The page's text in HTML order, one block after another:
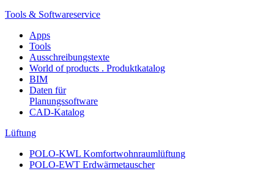
Tools & Softwareservice
Apps
Tools
Ausschreibungstexte
World of products . Produktkatalog
BIM
Daten für
Planungssoftware
CAD-Katalog
Lüftung
POLO-KWL Komfortwohnraumlüftung
POLO-EWT Erdwärmetauscher